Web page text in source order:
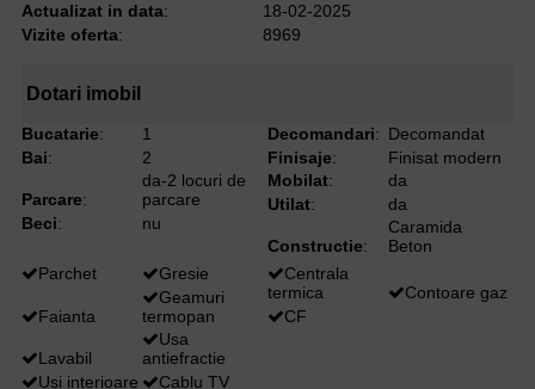
Actualizat in data:
18-02-2025
Vizite oferta: 8969
Dotari imobil
Bucatarie:
1
Bai: 2
Parcare:
da-2 locuri de
parcare
Beci: nu
Decomandari: Decomandat
Finisaje:
Finisat modern
Mobilat:
da
Utilat: da
Constructie:
Caramida
Beton
Parchet
Gresie
Faianta
Geamuri
termopan
Lavabil
Usa
antiefractie
Usi interioare
Cablu TV
Centrala
termica
Contoare gaz
CF